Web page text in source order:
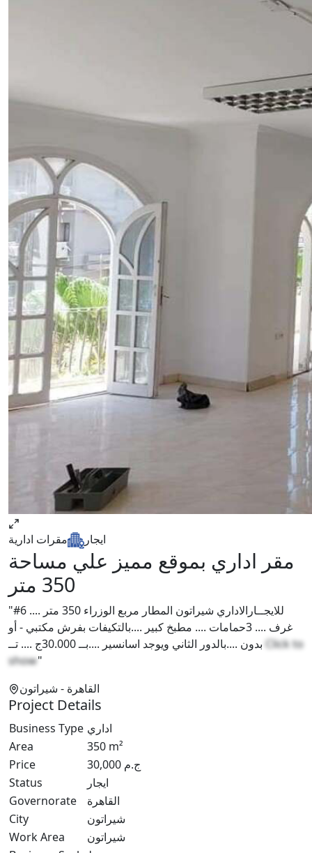
ايجار مقرات ادارية
مقر اداري بموقع مميز علي مساحة
350 متر
"#للايجــارالاداري شيراتون المطار مربع الوزراء 350 متر .... 6
غرف .... 3حمامات .... مطبخ كبير ....بالتكيفات بفرش مكتبي - أو
Click to
show"
القاهرة - شيراتون
Project Details
Business Type اداري
Area
350 m²
Price
30,000 ج.م
Status
ايجار
Governorate
القاهرة
City
شيراتون
Work Area
شيراتون